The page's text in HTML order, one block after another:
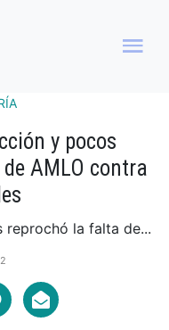
y pocos
AMLO contra
reprochó la falta de...